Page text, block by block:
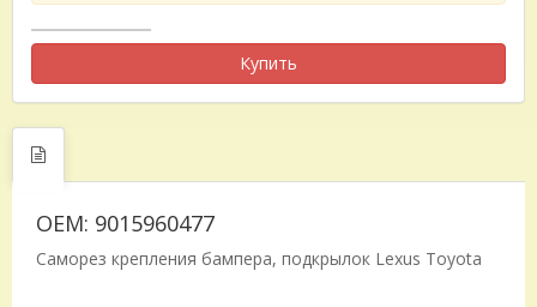
Купить
OEM: 9015960477
Саморез крепления бампера, подкрылок Lexus Toyota